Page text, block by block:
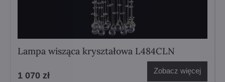
Lampa wisząca kryształowa L484CLN
1 070 zł Zobacz więcej